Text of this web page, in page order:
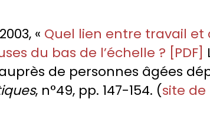
« Quel lien entre travail et
du bas de l’échelle ? [PDF]
de personnes âgées
, n°49, pp. 147-154. (site de